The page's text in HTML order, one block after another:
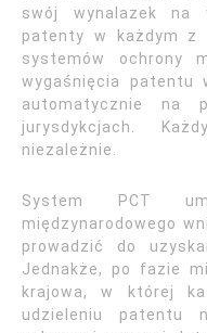
swój wynalazek na
patenty w każdym z
systemów ochrony
wygaśnięcia patentu
automatycznie na
jurysdykcjach.
niezależnie.
System PCT
międzynarodowego
prowadzić do
Jednakże, po fazie
krajowa, w której
udzieleniu patentu